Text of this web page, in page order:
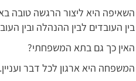
השאיפה היא ליצור הרגשה טובה
בין העובדים לבין ההנהלה ובין
האין כך גם בתא המשפחתי?
המשפחה היא ארגון לכל דבר ועניין.